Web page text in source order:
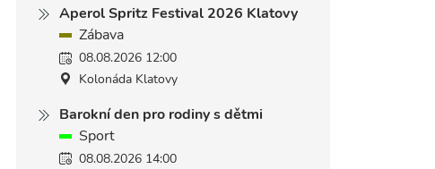
Aperol Spritz Festival 2026 Klatovy
Zábava
08.08.2026 12:00
Kolonáda Klatovy
Barokní den pro rodiny s dětmi
Sport
08.08.2026 14:00